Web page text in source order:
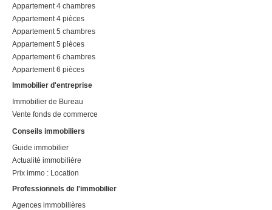
Appartement 4 chambres
Appartement 4 pièces
Appartement 5 chambres
Appartement 5 pièces
Appartement 6 chambres
Appartement 6 pièces
Immobilier d'entreprise
Immobilier de Bureau
Vente fonds de commerce
Conseils immobiliers
Guide immobilier
Actualité immobilière
Prix immo : Location
Professionnels de l'immobilier
Agences immobilières